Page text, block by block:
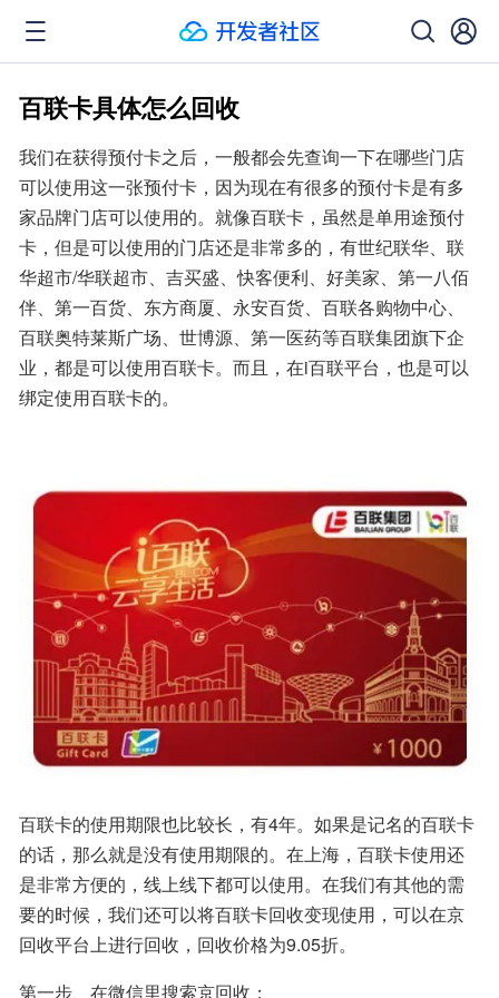
百联卡具体怎么回收
我们在获得预付卡之后，一般都会先查询一下在哪些门店
可以使用这一张预付卡，因为现在有很多的预付卡是有多
家品牌门店可以使用的。就像百联卡，虽然是单用途预付
卡，但是可以使用的门店还是非常多的，有世纪联华、联
华超市/华联超市、吉买盛、快客便利、好美家、第一八佰
伴、第一百货、东方商厦、永安百货、百联各购物中心、
百联奥特莱斯广场、世博源、第一医药等百联集团旗下企
业，都是可以使用百联卡。而且，在i百联平台，也是可以
绑定使用百联卡的。
百联卡的使用期限也比较长，有4年。如果是记名的百联卡
的话，那么就是没有使用期限的。在上海，百联卡使用还
是非常方便的，线上线下都可以使用。在我们有其他的需
要的时候，我们还可以将百联卡回收变现使用，可以在京
回收平台上进行回收，回收价格为9.05折。
第一步、在微信里搜索京回收；